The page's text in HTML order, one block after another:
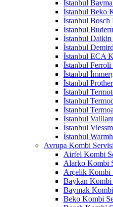
İstanbul
İstanbul Beko
İstanbul Bosch
İstanbul
İstanbul
İstanbul
İstanbul ECA
İstanbul
İstanbul
İstanbul
İstanbul
İstanbul
İstanbul
İstanbul
İstanbul
İstanbul
Avrupa Kombi Servisi
Airfel Kombi
Alarko Kombi
Arçelik Kombi
Baykan Kombi
Baymak
Beko Kombi